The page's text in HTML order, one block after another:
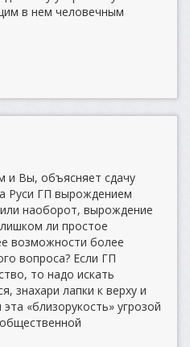
в нем человечным
и Вы, объясняет сдачу
Руси ГП вырождением
наоборот, вырождение
ли простое
возможности более
вопроса? Если ГП
то надо искать
знахари лапки к верху и
«близорукость» угрозой